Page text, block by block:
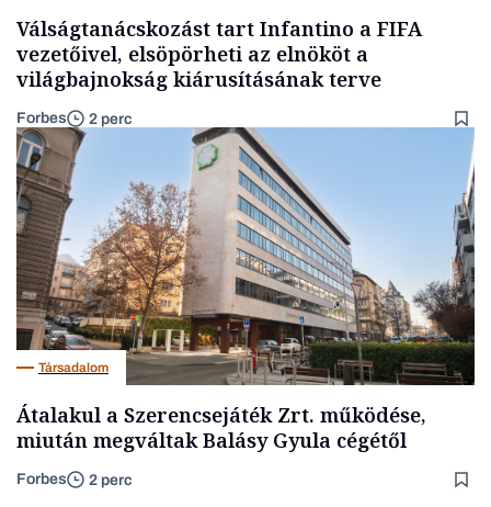
Válságtanácskozást tart Infantino a FIFA
vezetőivel, elsöpörheti az elnököt a
világbajnokság kiárusításának terve
Forbes 2 perc
Társadalom
Átalakul a Szerencsejáték Zrt. működése,
miután megváltak Balásy Gyula cégétől
Forbes 2 perc